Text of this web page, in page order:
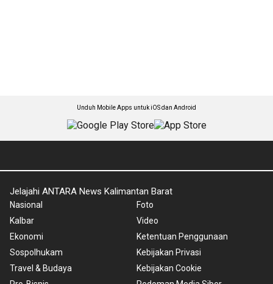
Unduh Mobile Apps untuk iOS dan Android
Jelajahi ANTARA News Kalimantan Barat
Nasional
Kalbar
Ekonomi
Sospolhukam
Travel & Budaya
Foto
Video
Ketentuan Penggunaan
Kebijakan Privasi
Kebijakan Cookie